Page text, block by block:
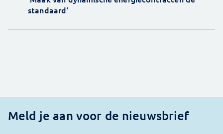
standaard'
Meld je aan voor de nieuwsbrief